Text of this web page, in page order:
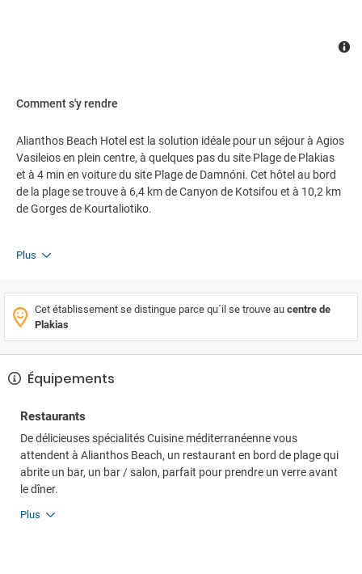
Comment s'y rendre
Alianthos Beach Hotel est la solution idéale pour un séjour à Agios
Vasileios en plein centre, à quelques pas du site Plage de Plakias
et à 4 min en voiture du site Plage de Damnóni. Cet hôtel au bord
de la plage se trouve à 6,4 km de Canyon de Kotsifou et à 10,2 km
de Gorges de Kourtaliotiko.
Plus
Cet établissement se distingue parce qu´il se trouve au centre de
Plakias
Équipements
Restaurants
De délicieuses spécialités Cuisine méditerranéenne vous
attendent à Alianthos Beach, un restaurant en bord de plage qui
abrite un bar, un bar / salon, parfait pour prendre un verre avant
le dîner.
Plus